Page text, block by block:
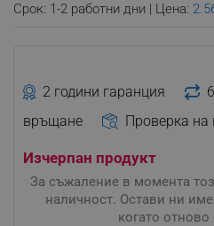
Срок: 1-2 работни дни | Цена:
2 години гаранция
връщане
Проверка на
Изчерпан продукт
За съжаление в момента
наличност. Остави ни
когато отново